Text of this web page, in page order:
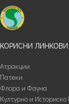
КОРИСНИ ЛИНКОВИ
Атракции
Патеки
Флора и Фауна
Културно и Историско